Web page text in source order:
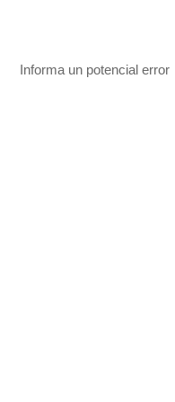
Informa un potencial error